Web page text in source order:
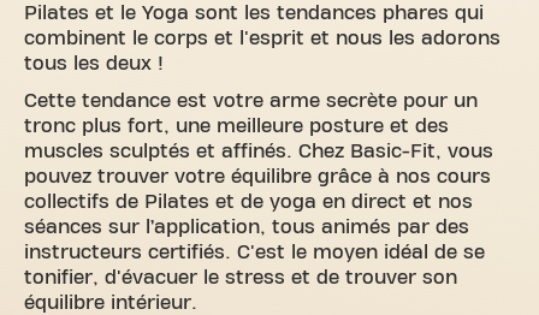
Pilates et le Yoga sont les tendances phares qui
combinent le corps et l'esprit et nous les adorons
tous les deux !
Cette tendance est votre arme secrète pour un
tronc plus fort, une meilleure posture et des
muscles sculptés et affinés. Chez Basic-Fit, vous
pouvez trouver votre équilibre grâce à nos cours
collectifs de Pilates et de yoga en direct et nos
séances sur l’application, tous animés par des
instructeurs certifiés. C'est le moyen idéal de se
tonifier, d'évacuer le stress et de trouver son
équilibre intérieur.